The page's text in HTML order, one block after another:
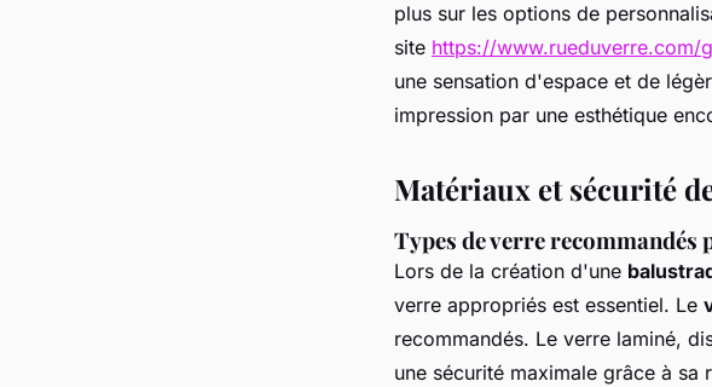
plus sur les options de
site https://www.rueduverre.com/
une sensation d'espace et de
impression par une esthétique
Matériaux et sécurité
Types de verre recommandés
Lors de la création d'une
verre appropriés est essentiel. Le
recommandés. Le verre laminé,
une sécurité maximale grâce à sa